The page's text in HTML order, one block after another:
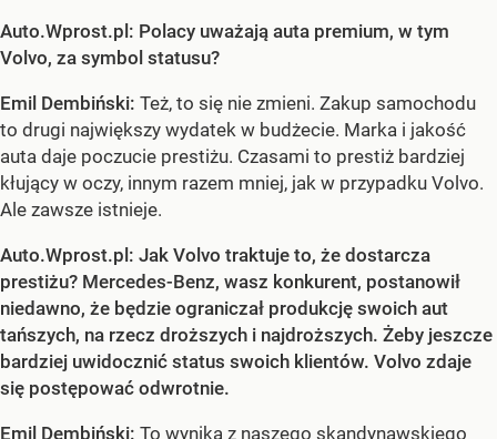
Auto.Wprost.pl: Polacy uważają auta premium, w tym
Volvo, za symbol statusu?
Emil Dembiński: Też, to się nie zmieni. Zakup samochodu
to drugi największy wydatek w budżecie. Marka i jakość
auta daje poczucie prestiżu. Czasami to prestiż bardziej
kłujący w oczy, innym razem mniej, jak w przypadku Volvo.
Ale zawsze istnieje.
Auto.Wprost.pl: Jak Volvo traktuje to, że dostarcza
prestiżu? Mercedes-Benz, wasz konkurent, postanowił
niedawno, że będzie ograniczał produkcję swoich aut
tańszych, na rzecz droższych i najdroższych. Żeby jeszcze
bardziej uwidocznić status swoich klientów. Volvo zdaje
się postępować odwrotnie.
Emil Dembiński: To wynika z naszego skandynawskiego